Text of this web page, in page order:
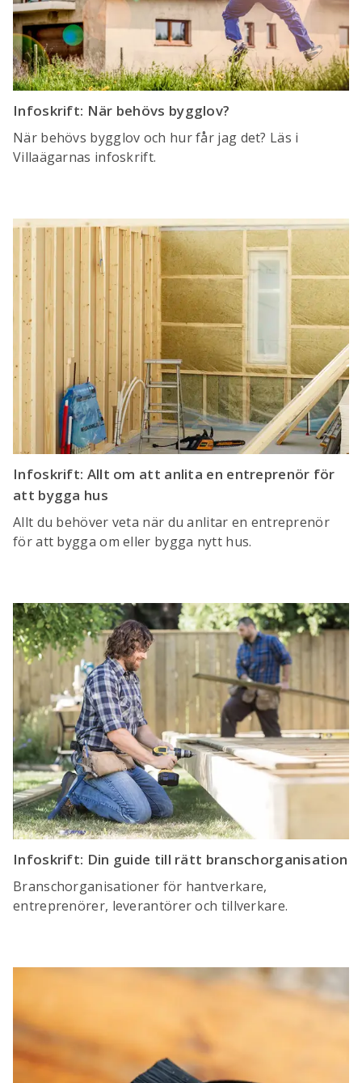
Infoskrift: När behövs bygglov?
När behövs bygglov och hur får jag det? Läs i
Villaägarnas infoskrift.
Infoskrift: Allt om att anlita en entreprenör för
att bygga hus
Allt du behöver veta när du anlitar en entreprenör
för att bygga om eller bygga nytt hus.
Infoskrift: Din guide till rätt branschorganisation
Branschorganisationer för hantverkare,
entreprenörer, leverantörer och tillverkare.